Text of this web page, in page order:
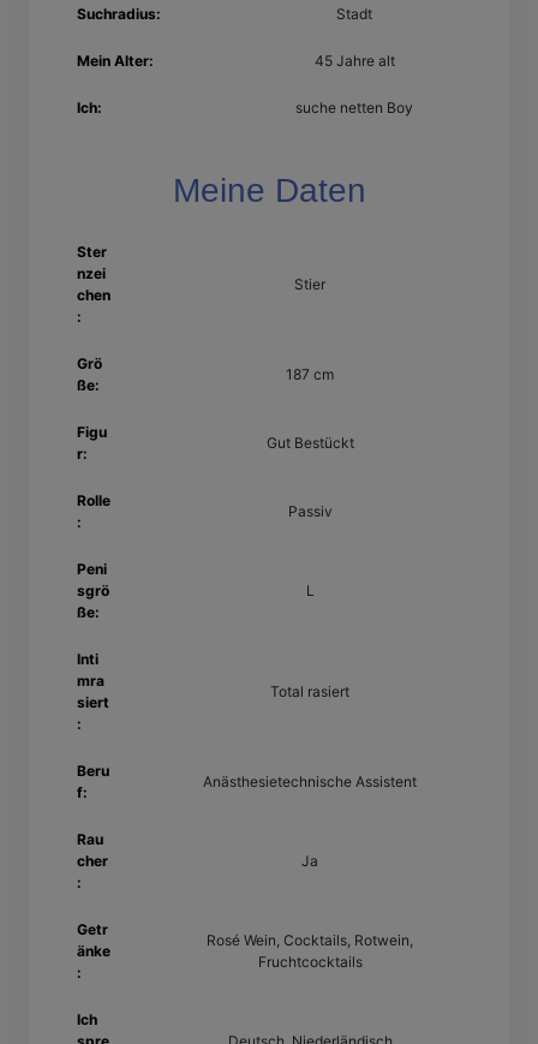
Suchradius: Stadt
Mein Alter: 45 Jahre alt
Ich: suche netten Boy
Meine Daten
Ster
nzei
chen
:
Stier
Grö
ße:
187 cm
Figu
r:
Gut Bestückt
Rolle
:
Passiv
Peni
sgrö
ße:
L
Inti
mra
siert
:
Total rasiert
Beru
f:
Anästhesietechnische Assistent
Rau
cher
:
Ja
Getr
änke
:
Rosé Wein, Cocktails, Rotwein,
Fruchtcocktails
Ich